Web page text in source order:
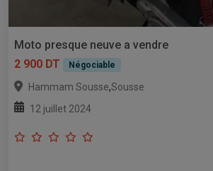
Moto presque neuve a vendre
2 900 DT
Négociable
Hammam Sousse,Sousse
12 juillet 2024